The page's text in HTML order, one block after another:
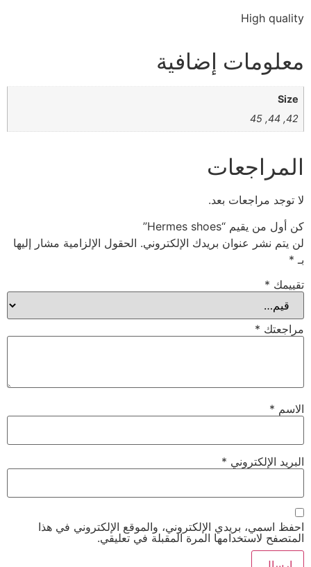
High quality
معلومات إضافية
Size
42, 44, 45
المراجعات
لا توجد مراجعات بعد.
كن أول من يقيم “Hermes shoes”
لن يتم نشر عنوان بريدك الإلكتروني. الحقول الإلزامية مشار إليها
بـ *
تقييمك *
مراجعتك *
الاسم *
البريد الإلكتروني *
احفظ اسمي، بريدي الإلكتروني، والموقع الإلكتروني في هذا
المتصفح لاستخدامها المرة المقبلة في تعليقي.